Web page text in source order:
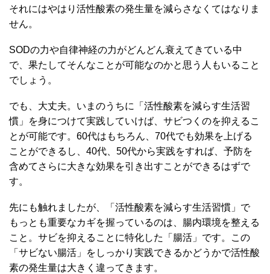
それにはやはり活性酸素の発生量を減らさなくてはなりま
せん。
SODの力や自律神経の力がどんどん衰えてきている中
で、果たしてそんなことが可能なのかと思う人もいること
でしょう。
でも、大丈夫。いまのうちに「活性酸素を減らす生活習
慣」を身につけて実践していけば、サビつくのを抑えるこ
とが可能です。60代はもちろん、70代でも効果を上げる
ことができるし、40代、50代から実践をすれば、予防を
含めてさらに大きな効果を引き出すことができるはずで
す。
先にも触れましたが、「活性酸素を減らす生活習慣」で
もっとも重要なカギを握っているのは、腸内環境を整える
こと。サビを抑えることに特化した「腸活」です。この
「サビない腸活」をしっかり実践できるかどうかで活性酸
素の発生量は大きく違ってきます。